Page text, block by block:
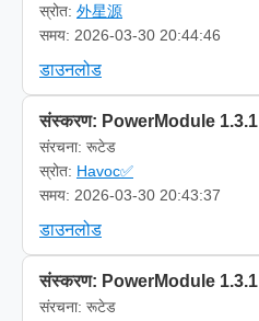
स्रोत: 外星源
समय: 2026-03-30 20:44:46
डाउनलोड
संस्करण: PowerModule 1.3.1
संरचना: रूटेड
स्रोत: Havoc✅
समय: 2026-03-30 20:43:37
डाउनलोड
संस्करण: PowerModule 1.3.1
संरचना: रूटेड